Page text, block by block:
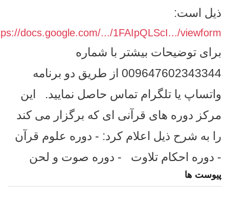
ذیل است:
docs.google.com/.../1FAIpQLScI.../viewform
برای توضیحات بیشتر با شماره
009647602343344 از طریق دو برنامه
واتساپ یا تلگرام تماس حاصل نمایید.
این
مرکز دوره های قرآنی ای که برگزار می کند
را به شرح ذیل اعلام کرد: - دوره علوم قرآن
- دوره احکام تلاوت
- دوره صوت و لحن
پیوست ها